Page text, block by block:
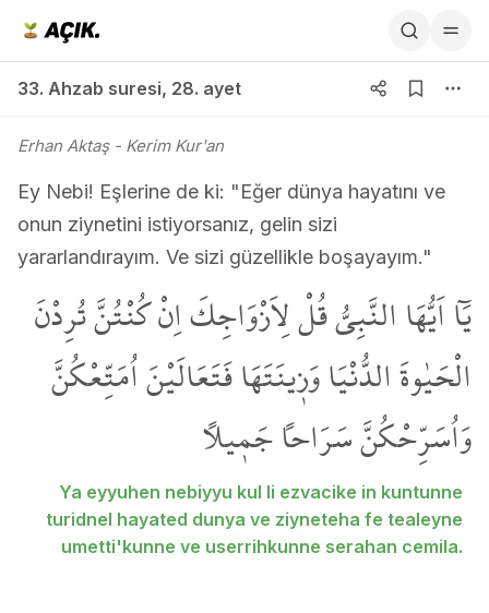
33. Ahzab suresi, 28. ayet
Erhan Aktaş- Kerim Kur'an
Ey Nebi! Eşlerine de ki: "Eğer dünya hayatını ve
onun ziynetini istiyorsanız, gelin sizi
yararlandırayım. Ve sizi güzellikle boşayayım."
يَٓا اَيُّهَا النَّبِيُّ قُلْ لِاَزْوَاجِكَ اِنْ كُنْتُنَّ تُرِدْنَ
الْحَيٰوةَ الدُّنْيَا وَز۪ينَتَهَا فَتَعَالَيْنَ اُمَتِّعْكُنَّ
وَاُسَرِّحْكُنَّ سَرَاحاً جَم۪يلاً
Ya eyyuhen nebiyyu kul li ezvacike in kuntunne
turidnel hayated dunya ve ziyneteha fe tealeyne
umetti'kunne ve userrihkunne serahan cemila.